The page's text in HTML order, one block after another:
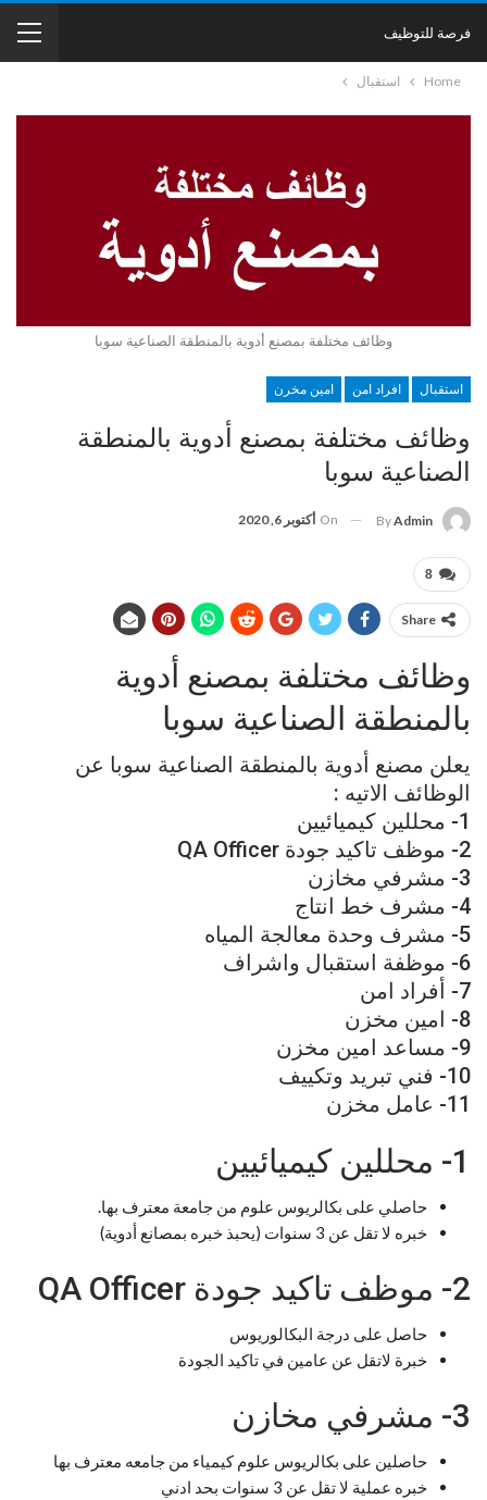
فرصة للتوظيف
Home استقبال
وظائف مختلفة بمصنع أدوية بالمنطقة الصناعية سوبا
استقبال افراد امن امين مخرن
وظائف مختلفة بمصنع أدوية بالمنطقة
الصناعية سوبا
ByAdmin
On أكتوبر 6, 2020
8
Share
وظائف مختلفة بمصنع أدوية
بالمنطقة الصناعية سوبا
يعلن مصنع أدوية بالمنطقة الصناعية سوبا عن
الوظائف الاتيه :
1- محللين كيميائيين
2- موظف تاكيد جودة QA Officer
3- مشرفي مخازن
4- مشرف خط انتاج
5- مشرف وحدة معالجة المياه
6- موظفة استقبال واشراف
7- أفراد امن
8- امين مخزن
9- مساعد امين مخزن
10- فني تبريد وتكييف
11- عامل مخزن
1- محللين كيميائيين
حاصلي على بكالريوس علوم من جامعة معترف بها.
خبره لا تقل عن 3 سنوات (يحبذ خبره بمصانع أدوية)
2- موظف تاكيد جودة QA Officer
حاصل على درجة البكالوريوس
خبرة لاتقل عن عامين في تاكيد الجودة
3- مشرفي مخازن
حاصلين على بكالريوس علوم كيمياء من جامعه معترف بها
خبره عملية لا تقل عن 3 سنوات بحد ادني